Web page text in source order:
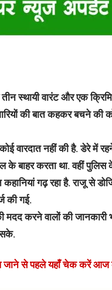
तीन स्थायी वारंट और एक
की बात कहकर बचने की
वारदात नहीं की है. डेरे में
के बाहर करता था. वहीं
गढ़ रहा है. राजू से
की गई.
करने वालों की जानकारी
सके.
जाने से पहले यहाँ चेक करें आज